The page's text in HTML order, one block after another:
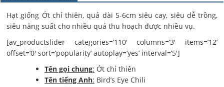
Hạt giống Ớt chỉ thiên, quả dài 5-6cm siêu cay, siêu dễ trồng,
siêu năng suất cho nhiều quả thu hoạch được nhiều vụ.
[av_productslider categories=’110′ columns=’3′ items=’12’
offset=’0′ sort=’popularity’ autoplay=’yes’ interval=’5′]
Tên gọi chung: Ớt chỉ thiên
Tên tiếng Anh: Bird’s Eye Chili